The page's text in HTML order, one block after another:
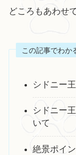
どころもあわせ
この記事でわか
シドニー
シドニー
いて
絶景ポイ